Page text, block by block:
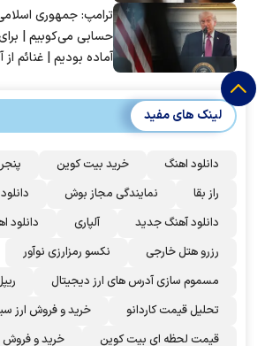
ترامپ: جمهوری
حسابی می‌کوبیم |
آماده بودیم | غنائم
لینک های مفید
دانلود اهنگ خرید بیت کوین
راز بقا
نمایندگی مجاز بوش
دانلود آهنگ جدید
آلپاری
دانلود
رزرو هتل خارجی
نکسو رمزارزی نوآور
مسموم سازی آدرس های ارز دیجیتال
تحلیل قیمت کاردانو
خرید و فروش ارز
قیمت لحظه ای بیت کوین
خرید و فروش